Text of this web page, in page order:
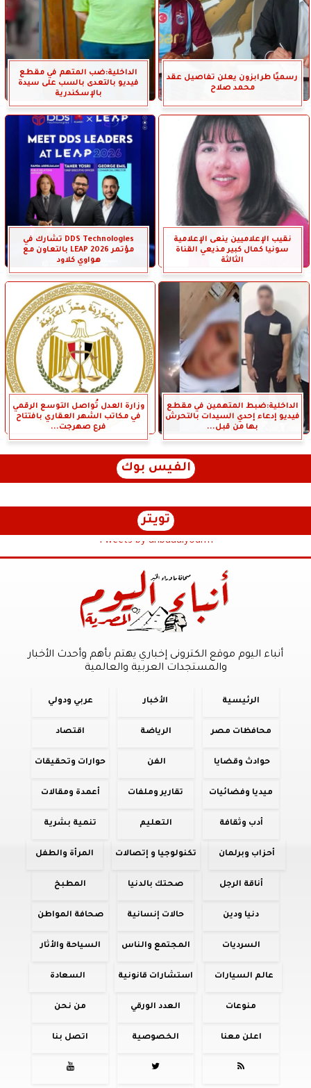
رسميًا طرابزون يعلن تفاصيل عقد
محمد صلاح
الداخلية:ضب المتهم في مقطع
فيديو بالتعدى بالسب على سيدة
بالإسكندرية
نقيب الإعلاميين ينعى الإعلامية
سونيا كمال كبير مذيعي القناة
الثالثة
DDS Technologies تشارك في
مؤتمر LEAP 2026 بالتعاون مع
هواوي كلاود
الداخلية:ضبط المتهمين في مقطع
فيديو إدعاء إحدي السيدات بالتحرش
بها من قبل...
وزارة العدل تُواصل التوسع الرقمي
في مكاتب الشهر العقاري بافتتاح
فرع صهرجت...
الفيس بوك
تويتر
Tweets by anbaaalyoum1
أنباء اليوم موقع الكترونى إخباري يهتم بأهم وأحدث الأخبار
والمستجدات العربية والعالمية
الرئيسية الأخبار عربي ودولي
محافظات مصر الرياضة اقتصاد
حوادث وقضايا الفن حوارات وتحقيقات
ميديا وفضائيات تقارير وملفات أعمدة ومقالات
أدب وثقافة التعليم تنمية بشرية
أحزاب وبرلمان تكنولوجيا و إتصالات المرأة والطفل
أناقة الرجل صحتك بالدنيا المطبخ
دنيا ودين حالات إنسانية صحافة المواطن
السرديات المجتمع والناس السياحة والأثار
عالم السيارات استشارات قانونية السعادة
منوعات العدد الورقي من نحن
اعلن معنا الخصوصية اتصل بنا


